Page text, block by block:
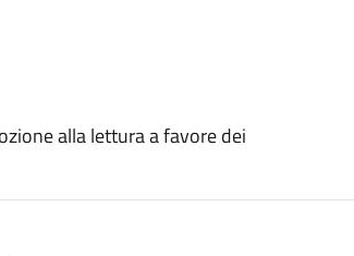
alla lettura a favore dei